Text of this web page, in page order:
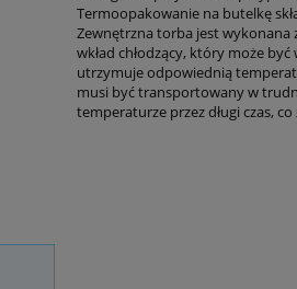
Termoopakowanie na butelkę
Zewnętrzna torba jest wykonana
wkład chłodzący, który może
utrzymuje odpowiednią
musi być transportowany w
temperaturze przez długi czas,